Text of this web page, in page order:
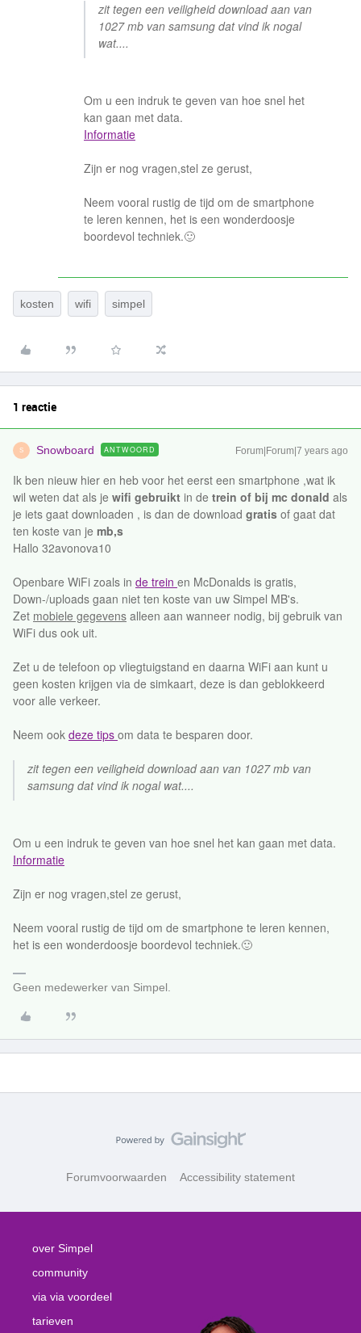
zit tegen een veiligheid download aan van
1027 mb van samsung dat vind ik nogal
wat....
Om u een indruk te geven van hoe snel het
kan gaan met data.
Informatie
Zijn er nog vragen,stel ze gerust,
Neem vooral rustig de tijd om de smartphone
te leren kennen, het is een wonderdoosje
boordevol techniek.🙂
kosten wifi simpel
1 reactie
S Snowboard ANTWOORD Forum|Forum|7 years ago
Ik ben nieuw hier en heb voor het eerst een smartphone ,wat ik
wil weten dat als je wifi gebruikt in de trein of bij mc donald als
je iets gaat downloaden , is dan de download gratis of gaat dat
ten koste van je mb,s
Hallo 32avonova10
Openbare WiFi zoals in de trein en McDonalds is gratis,
Down-/uploads gaan niet ten koste van uw Simpel MB's.
Zet mobiele gegevens alleen aan wanneer nodig, bij gebruik van
WiFi dus ook uit.
Zet u de telefoon op vliegtuigstand en daarna WiFi aan kunt u
geen kosten krijgen via de simkaart, deze is dan geblokkeerd
voor alle verkeer.
Neem ook deze tips om data te besparen door.
zit tegen een veiligheid download aan van 1027 mb van
samsung dat vind ik nogal wat....
Om u een indruk te geven van hoe snel het kan gaan met data.
Informatie
Zijn er nog vragen,stel ze gerust,
Neem vooral rustig de tijd om de smartphone te leren kennen,
het is een wonderdoosje boordevol techniek.🙂
Geen medewerker van Simpel.
Forumvoorwaarden Accessibility statement
over Simpel
community
via via voordeel
tarieven